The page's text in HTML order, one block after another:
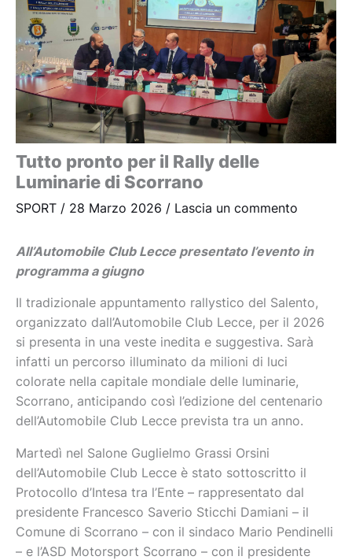
Tutto pronto per il Rally delle
Luminarie di Scorrano
SPORT / 28 Marzo 2026 / Lascia un commento
All’Automobile Club Lecce presentato l’evento in
programma a giugno
Il tradizionale appuntamento rallystico del Salento,
organizzato dall’Automobile Club Lecce, per il 2026
si presenta in una veste inedita e suggestiva. Sarà
infatti un percorso illuminato da milioni di luci
colorate nella capitale mondiale delle luminarie,
Scorrano, anticipando così l’edizione del centenario
dell’Automobile Club Lecce prevista tra un anno.
Martedì nel Salone Guglielmo Grassi Orsini
dell’Automobile Club Lecce è stato sottoscritto il
Protocollo d’Intesa tra l’Ente – rappresentato dal
presidente Francesco Saverio Sticchi Damiani – il
Comune di Scorrano – con il sindaco Mario Pendinelli
– e l’ASD Motorsport Scorrano – con il presidente